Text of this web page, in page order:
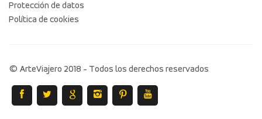
Protección de datos
Política de cookies
© ArteViajero 2018 - Todos los derechos reservados